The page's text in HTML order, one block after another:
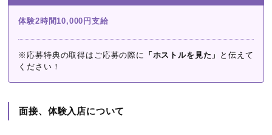
体験2時間10,000円支給
※応募特典の取得はご応募の際に 「ホストルを見た」
と伝えて
ください！
面接、体験入店について